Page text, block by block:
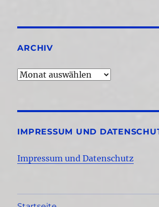
ARCHIV
Archiv
IMPRESSUM UND
Impressum und Datenschutz